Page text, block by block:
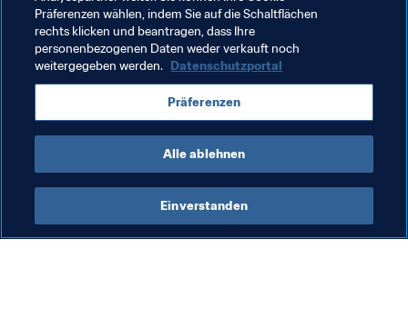
Schon die letztjährige Gewinnerin der "Golden Tickets“
für das FIFA eWorld Cup 2018 kam aus Malaysia - Ein
Land, dessen eFootball Szene immer weiter wächst.
Einen internationalen eFootball-Titel konnte zwar noch
kein malaysischer Spieler gewinnen, doch vielleicht kann
'Fenrir' das noch bei kommenden Turnieren ändern.
Präferenzen wählen, indem Sie auf die Schaltflächen
rechts klicken und beantragen, dass Ihre
personenbezogenen Daten weder verkauft noch
weitergegeben werden. Datenschutzportal
Präferenzen
Alle ablehnen
Einverstanden